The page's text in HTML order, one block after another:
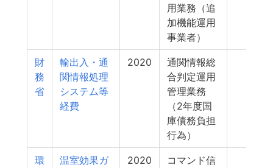
用業務（追
加機能運用
事業者）
財
務
省
輸出入・通
関情報処理
システム等
経費
2020
通関情報総
合判定運用
管理業務
（2年度国
庫債務負担
行為）
環
温室効果ガ
2020
コマンド信